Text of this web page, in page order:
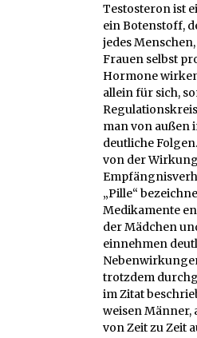
Testosteron ist
ein Botenstoff,
jedes
Frauen selbst
Hormone
allein für sich,
man von außen
deutliche
von der
„Pille“
Medikamente
der Mädchen
einnehmen
trotzdem
im Zitat
weisen Männer,
von Zeit zu Zeit